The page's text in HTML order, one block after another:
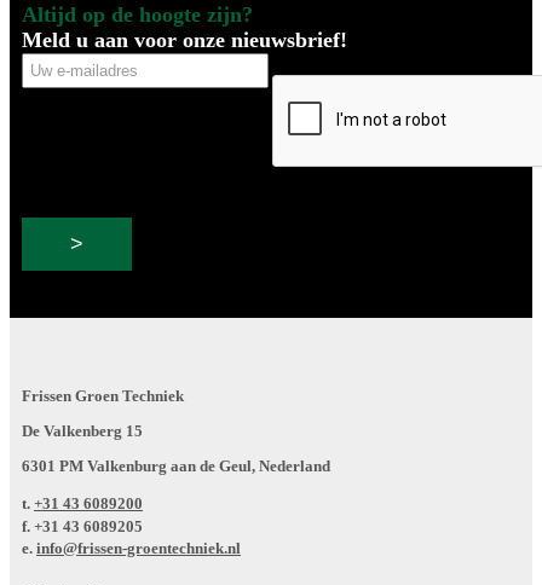
Altijd op de hoogte zijn?
Meld u aan voor onze nieuwsbrief!
Uw
e-
Frissen Groen Techniek
De Valkenberg 15
6301 PM Valkenburg aan de Geul, Nederland
t. +31 43 6089200
f. +31 43 6089205
e. info@frissen-groentechniek.nl